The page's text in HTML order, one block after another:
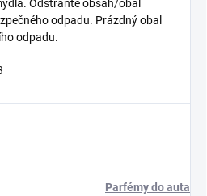
Odstraňte obsah/obal
odpadu. Prázdný obal
odpadu.
Parfémy do auta